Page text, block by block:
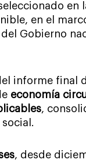
en
en el
Gobierno
informe final
economía
,
, desde